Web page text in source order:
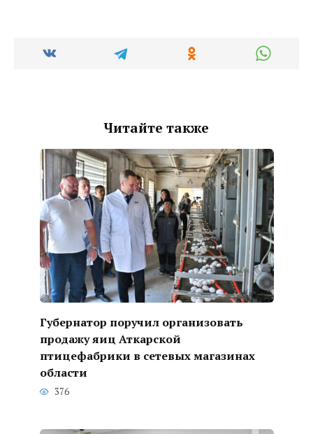
Читайте также
Губернатор поручил организовать
продажу яиц Аткарской
птицефабрики в сетевых магазинах
области
376